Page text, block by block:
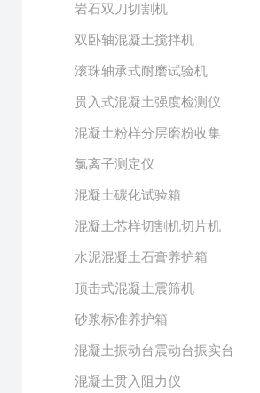
岩石双刀切割机
双卧轴混凝土搅拌机
滚珠轴承式耐磨试验机
贯入式混凝土强度检测仪
混凝土粉样分层磨粉收集
氯离子测定仪
混凝土碳化试验箱
混凝土芯样切割机切片机
水泥混凝土石膏养护箱
顶击式混凝土震筛机
砂浆标准养护箱
混凝土振动台震动台振实台
混凝土贯入阻力仪